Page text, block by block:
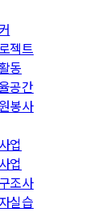
젝트
동
공간
봉사
업
업
조사
실습